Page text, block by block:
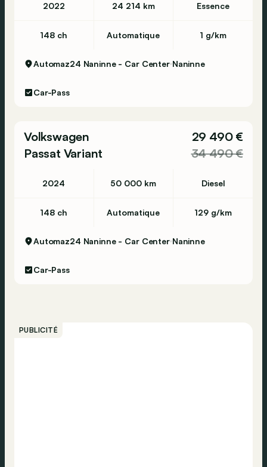
2022 24 214 km Essence
148 ch Automatique 1 g/km
Automaz24 Naninne - Car Center Naninne
Car-Pass
Volkswagen
Passat Variant
29 490 €
34 490 €
2024 50 000 km Diesel
148 ch Automatique 129 g/km
Automaz24 Naninne - Car Center Naninne
Car-Pass
PUBLICITÉ